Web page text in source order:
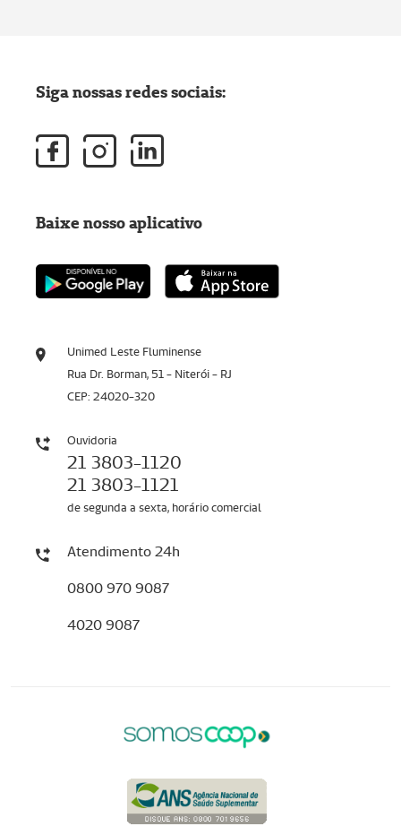
Unimed Leste Fluminense
Rua Dr. Borman, 51 - Niterói - RJ
CEP: 24020-320
Ouvidoria
21 3803-1120
21 3803-1121
de segunda a sexta, horário comercial
Atendimento 24h
0800 970 9087
4020 9087
Siga nossas redes sociais:
Baixe nosso aplicativo